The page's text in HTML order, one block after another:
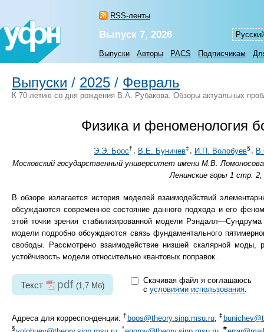
RSS-ленты
Выпуск 7, 2026
Выпуски Авторы PACS Подписчикам
Выпуски / 2025 / Февраль
К 70-летию со дня рождения В.А. Рубакова. Обзоры актуальных
Физика и феноменология
Э.Э. Боос† , В.Е. Буничев‡ , И.П. Волобуев§ ,
Московский государственный университет имени М.В.
Ленинские горы 1 стр.
В обзоре излагается история моделей взаимодействий
обсуждаются современное состояние данного подхода и его
этой точки зрения стабилизированной модели
модели подробно обсуждаются связь фундаментального
свободы. Рассмотрено взаимодействие низшей скалярной
устойчивость модели относительно квантовых поправок.
Текст pdf (1,7 Мб)
Скачивая файл я соглашаюсь
с условиями использования.
Адреса для корреспонденции: † boos@theory.sinp.msu.ru, ‡
§ * #